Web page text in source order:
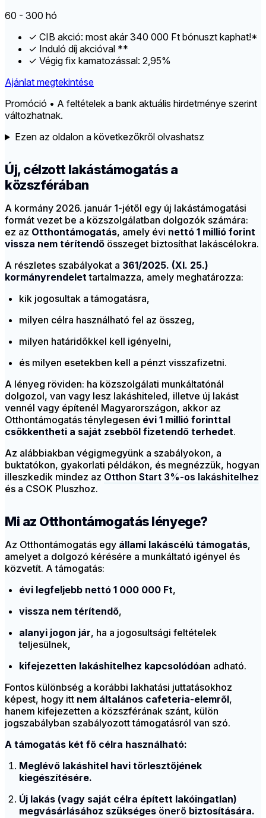
60 - 300 hó
✓ CIB akció: most akár 340 000 Ft bónuszt kaphat!*
✓ Induló díj akcióval **
✓ Végig fix kamatozással: 2,95%
Ajánlat megtekintése
Promóció • A feltételek a bank aktuális hirdetménye szerint
változhatnak.
Ezen az oldalon a következőkről olvashatsz
Új, célzott lakástámogatás a
közszférában
A kormány 2026. január 1-jétől egy új lakástámogatási
formát vezet be a közszolgálatban dolgozók számára:
ez az Otthontámogatás, amely évi nettó 1 millió forint
vissza nem térítendő összeget biztosíthat lakáscélokra.
A részletes szabályokat a 361/2025. (XI. 25.)
kormányrendelettartalmazza, amely meghatározza:
kik jogosultak a támogatásra,
milyen célra használható fel az összeg,
milyen határidőkkel kell igényelni,
és milyen esetekben kell a pénzt visszafizetni.
A lényeg röviden: ha közszolgálati munkáltatónál
dolgozol, van vagy lesz lakáshiteled, illetve új lakást
vennél vagy építenél Magyarországon, akkor az
Otthontámogatás ténylegesen évi 1 millió forinttal
csökkentheti a saját zsebből fizetendő terhedet.
Az alábbiakban végigmegyünk a szabályokon, a
buktatókon, gyakorlati példákon, és megnézzük, hogyan
illeszkedik mindez az Otthon Start 3%-os lakáshitelhez
és a CSOK Pluszhoz.
Mi az Otthontámogatás lényege?
Az Otthontámogatás egy állami lakáscélú támogatás,
amelyet a dolgozó kérésére a munkáltató igényel és
közvetít. A támogatás:
évi legfeljebb nettó 1 000 000 Ft,
vissza nem térítendő,
alanyi jogon jár, ha a jogosultsági feltételek
teljesülnek,
kifejezetten lakáshitelhez kapcsolódóan adható.
Fontos különbség a korábbi lakhatási juttatásokhoz
képest, hogy itt nem általános cafeteria-elemről,
hanem kifejezetten a közszférának szánt, külön
jogszabályban szabályozott támogatásról van szó.
A támogatás két fő célra használható:
Meglévő lakáshitel havi törlesztőjének
kiegészítésére.
Új lakás (vagy saját célra épített lakóingatlan)
megvásárlásához szükséges önerő biztosítására.